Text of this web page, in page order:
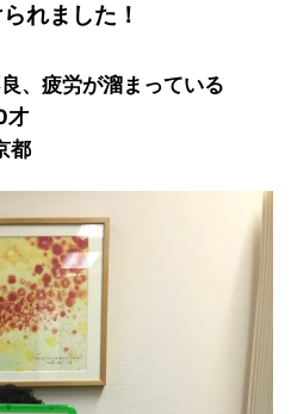
れました！
、疲労が溜まっている
才
都